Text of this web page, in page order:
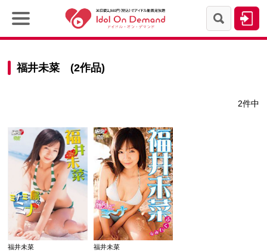
福井未菜 (2作品)
2件中
福井未菜 福井未菜